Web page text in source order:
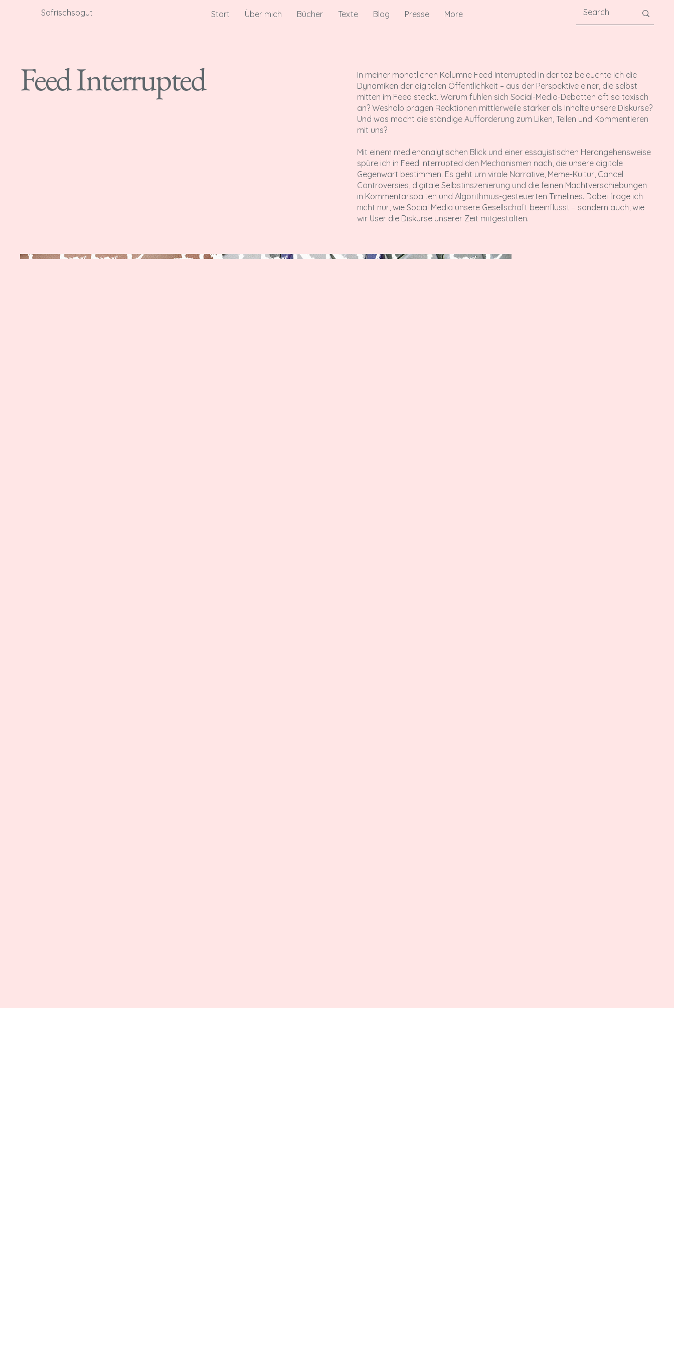
Sofrischsogut Start Über mich Bücher Texte Blog Presse More
Feed Interrupted
In meiner monatlichen Kolumne Feed Interrupted in der taz beleuchte ich die
Dynamiken der digitalen Öffentlichkeit – aus der Perspektive einer, die selbst
mitten im Feed steckt. Warum fühlen sich Social-Media-Debatten oft so toxisch
an? Weshalb prägen Reaktionen mittlerweile stärker als Inhalte unsere Diskurse?
Und was macht die ständige Aufforderung zum Liken, Teilen und Kommentieren
mit uns?
Mit einem medienanalytischen Blick und einer essayistischen Herangehensweise
spüre ich in Feed Interrupted den Mechanismen nach, die unsere digitale
Gegenwart bestimmen. Es geht um virale Narrative, Meme-Kultur, Cancel
Controversies, digitale Selbstinszenierung und die feinen Machtverschiebungen
in Kommentarspalten und Algorithmus-gesteuerten Timelines. Dabei frage ich
nicht nur, wie Social Media unsere Gesellschaft beeinflusst – sondern auch, wie
wir User die Diskurse unserer Zeit mitgestalten.